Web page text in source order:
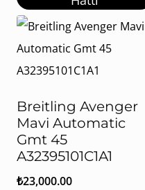
Breitling Avenger
Mavi Automatic
Gmt 45
A32395101C1A1
₺23,000.00